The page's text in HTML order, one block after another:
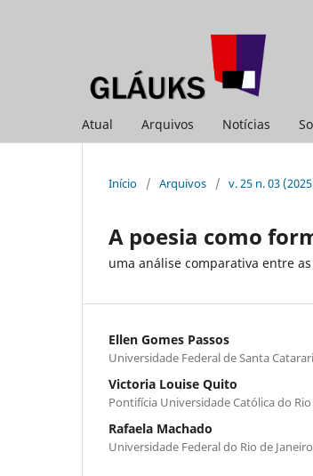
Atual Arquivos Notícias
Início / Arquivos / v. 25 n. 03
A poesia como
uma análise comparativa entre
Ellen Gomes Passos
Universidade Federal de Santa
Victoria Louise Quito
Pontifícia Universidade Católica do
Rafaela Machado
Universidade Federal do Rio de Janeiro